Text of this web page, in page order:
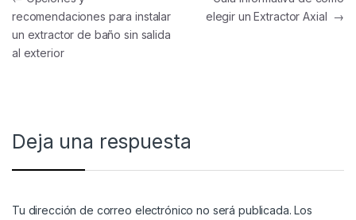
recomendaciones para instalar
un extractor de baño sin salida
al exterior
elegir un Extractor Axial →
Deja una respuesta
Tu dirección de correo electrónico no será publicada. Los